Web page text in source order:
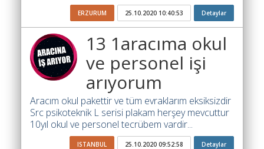
Katsayısı
Hakkımızda
İletişim
ERZURUM 25.10.2020 10:40:53 Detaylar
13 1aracıma okul
ve personel işi
arıyorum
Aracım okul pakettir ve tüm evraklarım eksiksizdir
Src psikoteknik L serisi plakam herşey mevcuttur
10yıl okul ve personel tecrübem vardir...
ISTANBUL 25.10.2020 09:52:58 Detaylar